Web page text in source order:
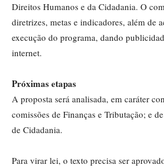
Direitos Humanos e da Cidadania. O
diretrizes, metas e indicadores, além de
execução do programa, dando
internet.
Próximas etapas
A proposta será analisada, em caráter
comissões de Finanças e Tributação; e
de Cidadania.
Para virar lei, o texto precisa ser